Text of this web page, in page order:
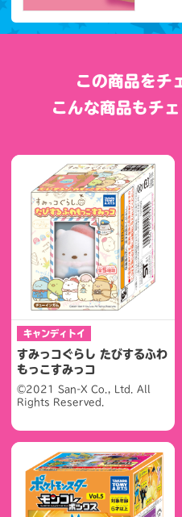
この商品をチ
こんな商品もチ
キャンディトイ
すみっコぐらし たびするふわ
もっこすみっコ
©2021 San-X Co., Ltd. All
Rights Reserved.